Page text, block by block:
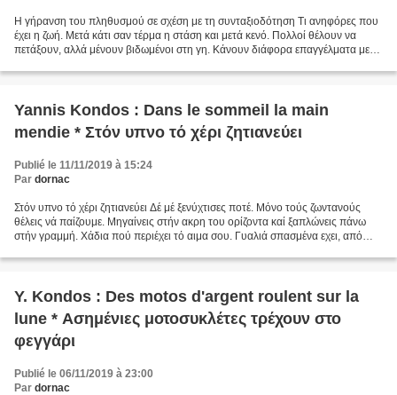
Η γήρανση του πληθυσμού σε σχέση με τη συνταξιοδότηση Τι ανηφόρες που
έχει η ζωή. Μετά κάτι σαν τέρμα η στάση και μετά κενό. Πολλοί θέλουν να
πετάξουν, αλλά μένουν βιδωμένοι στη γη. Κάνουν διάφορα επαγγέλματα με
Yannis Kondos : Dans le sommeil la main
mendie * Στόν υπνο τό χέρι ζητιανεύει
Publié le 11/11/2019 à 15:24
Par dornac
Στόν υπνο τό χέρι ζητιανεύει Δέ μέ ξενύχτισες ποτέ. Μόνο τούς ζωντανούς
θέλεις νά παίζουμε. Μηγαίνεις στήν ακρη του ορίζοντα καί ξαπλώνεις πάνω
στήν γραμμή. Χάδια πού περιέχει τό αιμα σου. Γυαλιά σπασμένα εχει, από
Y. Kondos : Des motos d'argent roulent sur la
lune * Ασημένιες μοτοσυκλέτες τρέχουν στο
φεγγάρι
Publié le 06/11/2019 à 23:00
Par dornac